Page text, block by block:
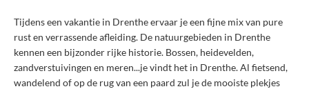
Tijdens een vakantie in Drenthe ervaar je een fijne mix van pure
rust en verrassende afleiding. De natuurgebieden in Drenthe
kennen een bijzonder rijke historie. Bossen, heidevelden,
zandverstuivingen en meren...je vindt het in Drenthe. Al fietsend,
wandelend of op de rug van een paard zul je de mooiste plekjes